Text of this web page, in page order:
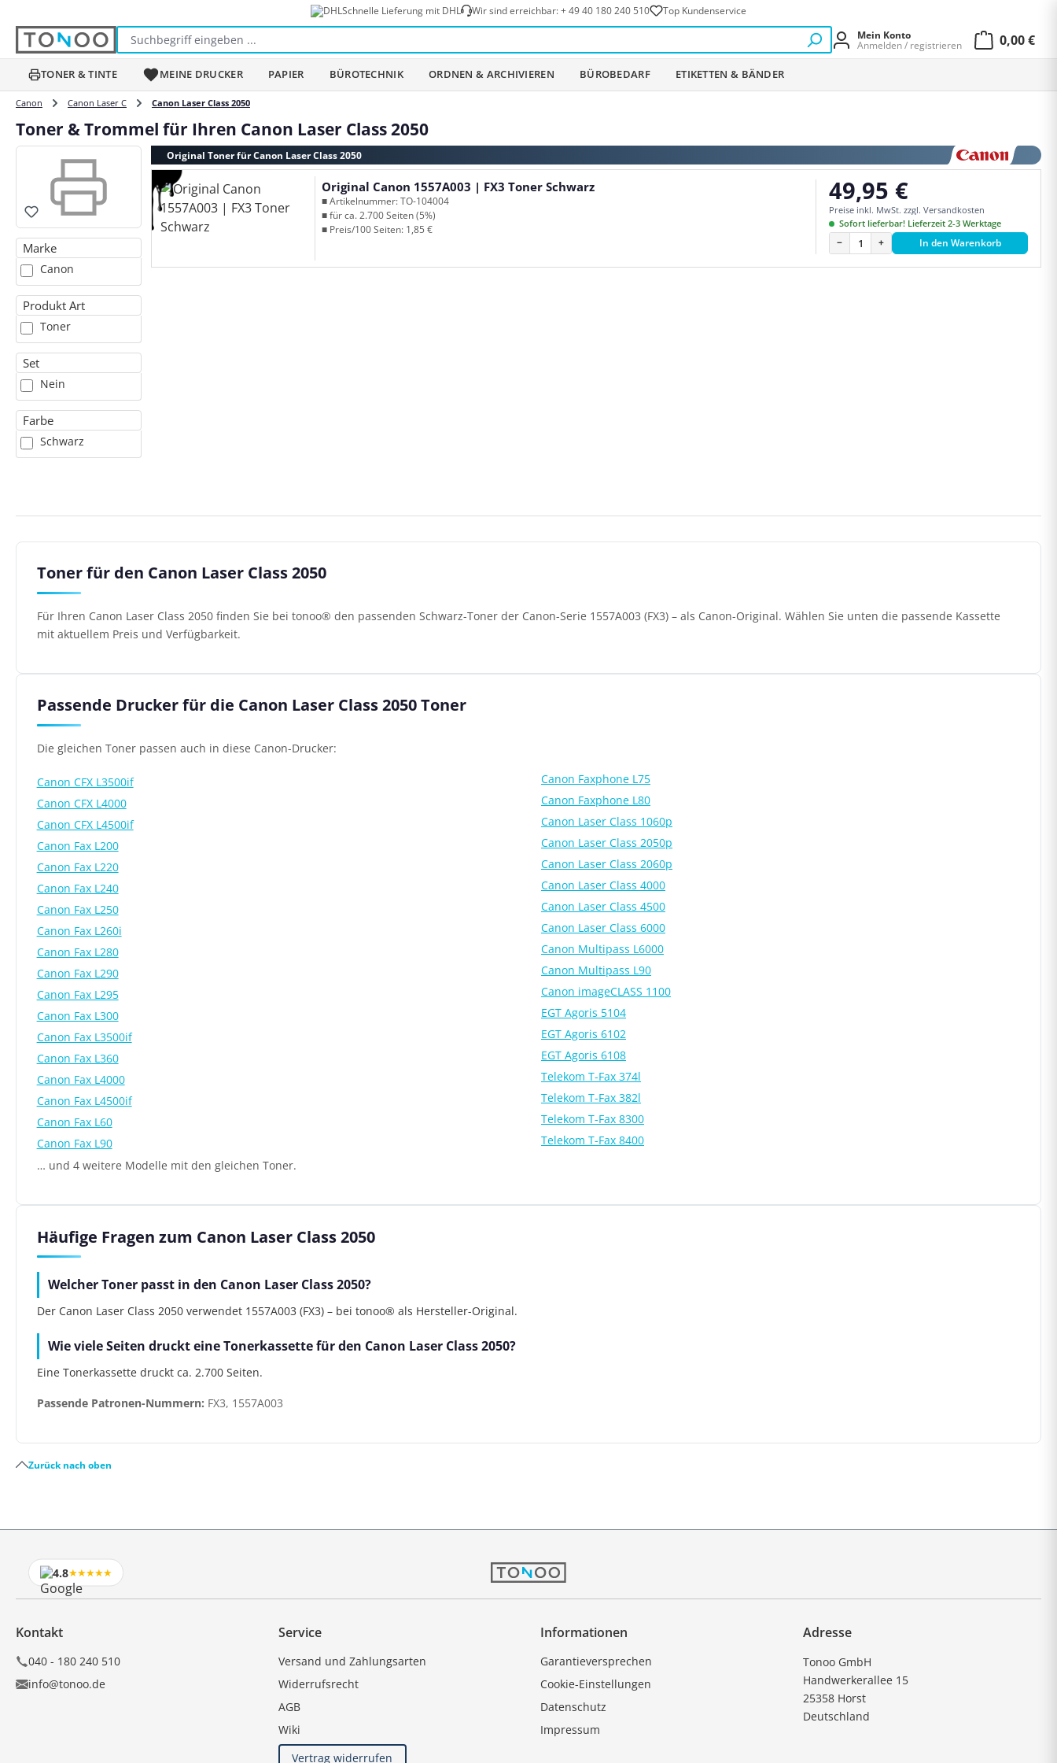
Schnelle Lieferung mit DHL Wir sind erreichbar:+ 49 40 180 240 510 Top Kundenservice
Mein Konto
Anmelden / registrieren
0,00 €
TONER & TINTE MEINE DRUCKER PAPIER BÜROTECHNIK ORDNEN & ARCHIVIEREN BÜROBEDARF ETIKETTEN & BÄNDER
Canon Canon Laser C Canon Laser Class 2050
Toner & Trommel für Ihren Canon Laser Class 2050
Marke
Canon
Produkt Art
Toner
Set
Nein
Farbe
Schwarz
Original Toner für Canon Laser Class 2050
Original Canon 1557A003 | FX3 Toner Schwarz
■ Artikelnummer: TO-104004
■ für ca. 2.700 Seiten (5%)
■ Preis/100 Seiten: 1,85 €
Regulärer Preis:
49,95 €
Preise inkl. MwSt. zzgl. Versandkosten
Sofort lieferbar! Lieferzeit 2-3 Werktage
− + In den Warenkorb
Toner für den Canon Laser Class 2050
Für Ihren Canon Laser Class 2050 finden Sie bei tonoo® den passenden Schwarz-Toner der Canon-Serie 1557A003 (FX3) – als Canon-Original. Wählen Sie unten die passende Kassette
mit aktuellem Preis und Verfügbarkeit.
Passende Drucker für die Canon Laser Class 2050 Toner
Die gleichen Toner passen auch in diese Canon-Drucker:
Canon CFX L3500if
Canon CFX L4000
Canon CFX L4500if
Canon Fax L200
Canon Fax L220
Canon Fax L240
Canon Fax L250
Canon Fax L260i
Canon Fax L280
Canon Fax L290
Canon Fax L295
Canon Fax L300
Canon Fax L3500if
Canon Fax L360
Canon Fax L4000
Canon Fax L4500if
Canon Fax L60
Canon Fax L90
Canon Faxphone L75
Canon Faxphone L80
Canon Laser Class 1060p
Canon Laser Class 2050p
Canon Laser Class 2060p
Canon Laser Class 4000
Canon Laser Class 4500
Canon Laser Class 6000
Canon Multipass L6000
Canon Multipass L90
Canon imageCLASS 1100
EGT Agoris 5104
EGT Agoris 6102
EGT Agoris 6108
Telekom T-Fax 374l
Telekom T-Fax 382l
Telekom T-Fax 8300
Telekom T-Fax 8400
… und 4 weitere Modelle mit den gleichen Toner.
Häufige Fragen zum Canon Laser Class 2050
Welcher Toner passt in den Canon Laser Class 2050?
Der Canon Laser Class 2050 verwendet 1557A003 (FX3) – bei tonoo® als Hersteller-Original.
Wie viele Seiten druckt eine Tonerkassette für den Canon Laser Class 2050?
Eine Tonerkassette druckt ca. 2.700 Seiten.
Passende Patronen-Nummern: FX3, 1557A003
Zurück nach oben
4.8★★★★★
Kontakt
040 - 180 240 510
info@tonoo.de
Service
Versand und Zahlungsarten
Widerrufsrecht
AGB
Wiki
Vertrag widerrufen
Informationen
Garantieversprechen
Cookie-Einstellungen
Datenschutz
Impressum
Adresse
Tonoo GmbH
Handwerkerallee 15
25358 Horst
Deutschland